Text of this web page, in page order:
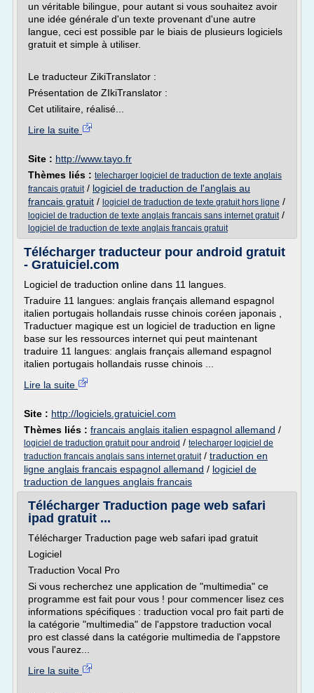
un véritable bilingue, pour autant si vous souhaitez avoir
une idée générale d'un texte provenant d'une autre
langue, ceci est possible par le biais de plusieurs logiciels
gratuit et simple à utiliser.
Le traducteur ZikiTranslator :
Présentation de ZIkiTranslator :
Cet utilitaire, réalisé...
Lire la suite
Site : http://www.tayo.fr
Thèmes liés : telecharger logiciel de traduction de texte anglais
francais gratuit/ logiciel de traduction de l'anglais au
francais gratuit / logiciel de traduction de texte gratuit hors ligne /
logiciel de traduction de texte anglais francais sans internet gratuit/
logiciel de traduction de texte anglais francais gratuit
Télécharger traducteur pour android gratuit
- Gratuiciel.com
Logiciel de traduction online dans 11 langues.
Traduire 11 langues: anglais français allemand espagnol
italien portugais hollandais russe chinois coréen japonais ,
Traductuer magique est un logiciel de traduction en ligne
base sur les ressources internet qui peut maintenant
traduire 11 langues: anglais français allemand espagnol
italien portugais hollandais russe chinois ...
Lire la suite
Site : http://logiciels.gratuiciel.com
Thèmes liés : francais anglais italien espagnol allemand /
logiciel de traduction gratuit pour android / telecharger logiciel de
traduction francais anglais sans internet gratuit/ traduction en
ligne anglais francais espagnol allemand / logiciel de
traduction de langues anglais francais
Télécharger Traduction page web safari
ipad gratuit ...
Télécharger Traduction page web safari ipad gratuit
Logiciel
Traduction Vocal Pro
Si vous recherchez une application de "multimedia" ce
programme est fait pour vous ! pour commencer lisez ces
informations spécifiques : traduction vocal pro fait parti de
la catégorie "multimedia" de l'appstore traduction vocal
pro est classé dans la catégorie multimedia de l'appstore
vous l'aurez...
Lire la suite